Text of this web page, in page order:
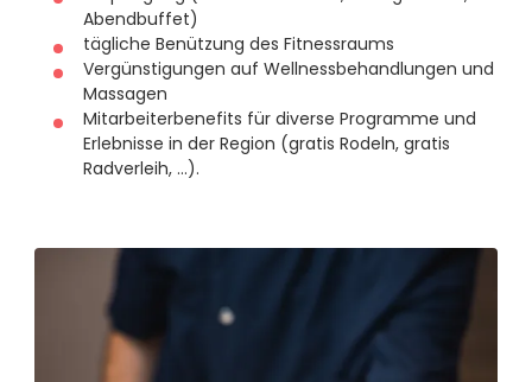
Abendbuffet)
tägliche Benützung des Fitnessraums
Vergünstigungen auf Wellnessbehandlungen und
Massagen
Mitarbeiterbenefits für diverse Programme und
Erlebnisse in der Region (gratis Rodeln, gratis
Radverleih, …).